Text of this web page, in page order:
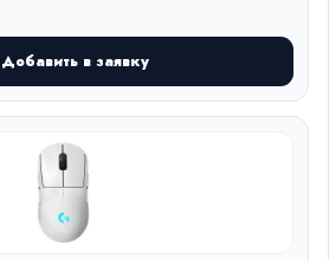
Добавить в заявку